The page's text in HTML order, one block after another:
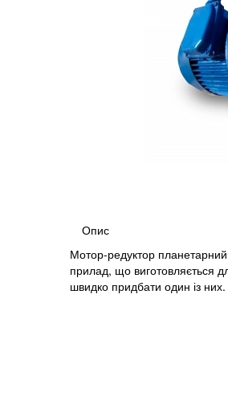
Опис
Мотор-редуктор
прилад, що виготовляється
швидко придбати один із них.